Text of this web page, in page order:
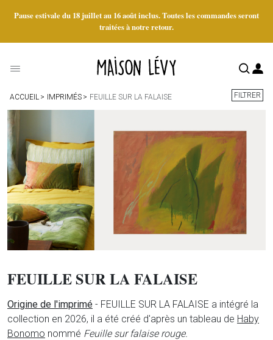
Pause estivale du 18 juillet au 16 août inclus. Toutes les commandes seront
traitées à notre retour.
ACCUEIL IMPRIMÉS FEUILLE SUR LA FALAISE FILTRER
FEUILLE SUR LA FALAISE
Origine de l'imprimé - FEUILLE SUR LA FALAISE a intégré la
collection en 2026, il a été créé d'après un tableau de Haby
Bonomo nommé Feuille sur falaise rouge.